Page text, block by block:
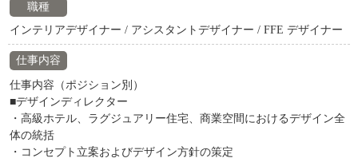
職種
インテリアデザイナー / アシスタントデザイナー / FFE デザイナー
仕事内容
仕事内容（ポジション別）
■デザインディレクター
・高級ホテル、ラグジュアリー住宅、商業空間におけるデザイン全
体の統括
・コンセプト立案およびデザイン方針の策定